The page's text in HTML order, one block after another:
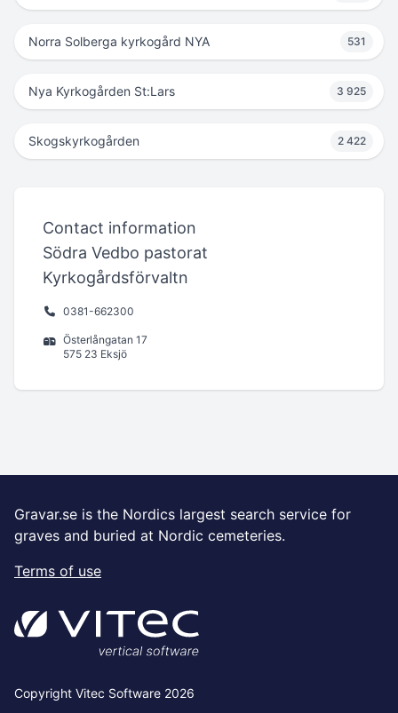
Norra Solberga kyrkogård NYA 531
Nya Kyrkogården St:Lars 3 925
Skogskyrkogården 2 422
Contact information
Södra Vedbo pastorat
Kyrkogårdsförvaltn
0381-662300
Österlångatan 17
575 23 Eksjö
Gravar.se is the Nordics largest search service for
graves and buried at Nordic cemeteries.
Terms of use
Copyright Vitec Software 2026